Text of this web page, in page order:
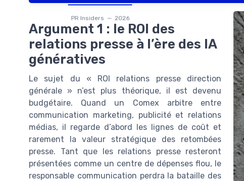
PR Insiders — 2026
Argument 1 : le ROI des
relations presse à l’ère des IA
génératives
Le sujet du « ROI relations presse direction
générale » n’est plus théorique, il est devenu
budgétaire. Quand un Comex arbitre entre
communication marketing, publicité et relations
médias, il regarde d’abord les lignes de coût et
rarement la valeur stratégique des retombées
presse. Tant que les relations presse resteront
présentées comme un centre de dépenses flou, le
responsable communication perdra la bataille des